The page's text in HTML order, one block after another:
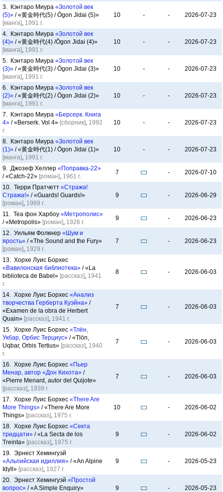
3. Кэнтаро Миура «Золотой век
(5)» / «黄金時代(5) / Ōgon Jidai (5)»
[манга], 1991 г.
10 - - 2026-07-23
4. Кэнтаро Миура «Золотой век
(4)» / «黄金時代(4) /Ōgon Jidai (4)»
[манга], 1991 г.
10 - - 2026-07-23
5. Кэнтаро Миура «Золотой век
(3)» / «黄金時代(3) / Ōgon Jidai (3)»
[манга], 1991 г.
10 - - 2026-07-23
6. Кэнтаро Миура «Золотой век
(2)» / «黄金時代(2) / Ōgon Jidai (2)»
[манга], 1991 г.
10 - - 2026-07-23
7. Кэнтаро Миура «Берсерк. Книга
4» / «Berserk. Vol 4» [сборник], 1992
г.
10 - - 2026-07-23
8. Кэнтаро Миура «Золотой век
(1)» / «黄金時代(1) / Ōgon Jidai (1)»
[манга], 1991 г.
10 - - 2026-07-23
9. Джозеф Хеллер «Поправка-22»
/ «Catch-22» [роман], 1961 г.
7 - 2026-07-10
10. Терри Пратчетт «Стража!
Стража!» / «Guards! Guards!»
[роман], 1989 г.
9 - 2026-06-29
11. Теа фон Харбоу «Метрополис»
/ «Metropolis» [роман], 1926 г.
9 - 2026-06-23
12. Уильям Фолкнер «Шум и
ярость» / «The Sound and the Fury»
[роман], 1929 г.
7 - 2026-06-23
13. Хорхе Луис Борхес
«Вавилонская библиотека» / «La
biblioteca de Babel» [рассказ], 1941
г.
8 - 2026-06-03
14. Хорхе Луис Борхес «Анализ
творчества Герберта Куэйна» /
«Examen de la obra de Herbert
Quain» [рассказ], 1941 г.
7 - 2026-06-03
15. Хорхе Луис Борхес «Тлён,
Укбар, Орбис Терциус» / «Tlön,
Uqbar, Orbis Tertius» [рассказ], 1940
г.
7 - 2026-06-03
16. Хорхе Луис Борхес «Пьер
Менар, автор «Дон Кихота» /
«Pierre Menard, autor del Quijote»
[рассказ], 1939 г.
7 - 2026-06-03
17. Хорхе Луис Борхес «There Are
More Things» / «There Are More
Things» [рассказ], 1975 г.
10 - 2026-06-02
18. Хорхе Луис Борхес «Секта
тридцати» / «La Secta de los
Treinta» [рассказ], 1975 г.
9 - 2026-06-02
19. Эрнест Хемингуэй
«Альпийская идиллия» / «An Alpine
Idyll» [рассказ], 1927 г.
9 - 2026-05-23
20. Эрнест Хемингуэй «Простой
вопрос» / «A Simple Enquiry»
9 - 2026-05-23